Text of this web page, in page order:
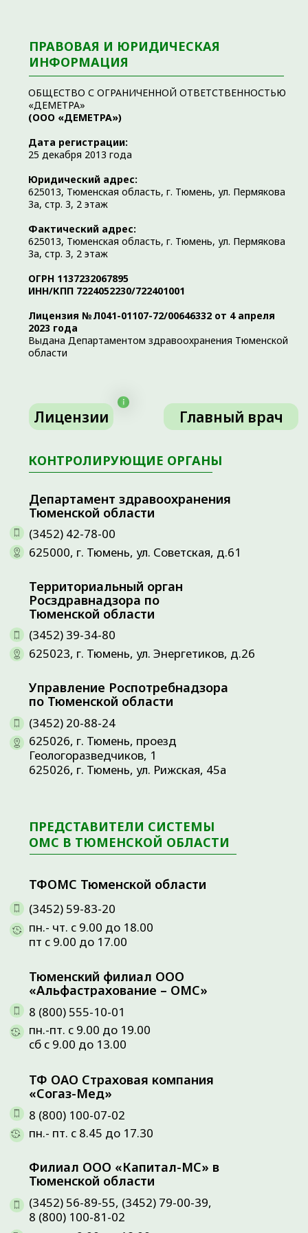
8 (800) 555-10-01
Лицензия № Л041-01107-72/00646332 от 4 апреля
2023 года
Выдана Департаментом здравоохранения Тюменской
области
Лицензии
пт с 9.00 до 17.00
(3452) 59-83-20
пн.-пт. с 9.00 до 19.00
8 (800) 100-07-02
пн.- пт. с 8.45 до 17.30
(3452) 56-89-55, (3452) 79-00-39,
8 (800) 100-81-02
пн.-пт. с 9.00 до 18.00
КОНТРОЛИРУЮЩИЕ ОРГАНЫ
(3452) 42-78-00
(3452) 39-34-80
625023, г. Тюмень, ул. Энергетиков, д.26
625026, г. Тюмень, проезд
(3452) 20-88-24
Тюменский филиал ООО
«Альфастрахование – ОМС»
ТФОМС Тюменской области
ТФ ОАО Страховая компания
«Согаз-Мед»
Филиал ООО «Капитал-МС» в
Департамент здравоохранения
Тюменской области
Территориальный орган
Росздравнадзора по
Тюменской области
Управление Роспотребнадзора
по Тюменской области
ПРЕДСТАВИТЕЛИ СИСТЕМЫ
ОМС В ТЮМЕНСКОЙ ОБЛАСТИ
ДОКУМЕНТЫ
управления, контактная информация.
• О графике приема граждан руководителем
медицинской организации и иными
закона от 23.02.2013 № 15-ФЗ «Об охране здоровья
граждан от воздействия окружающего табачного
дыма, последствий потребления табака или
• Информация о результатах специальной оценки
• Положение о заключении договоров
дистанционным способом.
О клинике:
Преимущества
Наши акции
Лицензии
Отзывы
Что лечим:
Артрозы
Hallux valgus
Повреждения связок
Травмы
Наши партнеры
Повреждения менисков